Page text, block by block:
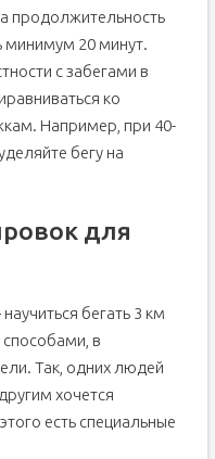
продолжительность
минимум 20 минут.
с забегами в
ко
Например, при 40-
бегу на
для
бегать 3 км
в
Так, одних людей
хочется
есть специальные